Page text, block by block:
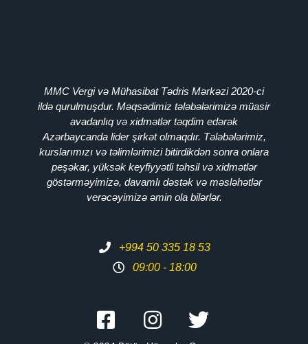
MMC Vergi və Mühasibat Tədris Mərkəzi 2020-ci
ildə qurulmuşdur. Məqsədimiz tələbələrimizə müasir
avadanlıq və xidmətlər təqdim edərək
Azərbaycanda lider şirkət olmaqdır. Tələbələrimiz,
kurslarımızı və təlimlərimizi bitirdikdən sonra onlara
peşəkar, yüksək keyfiyyətli təhsil və xidmətlər
göstərməyimizə, davamlı dəstək və məsləhətlər
verəcəyimizə əmin ola bilərlər.
+994 50 335 18 53
09:00 - 18:00